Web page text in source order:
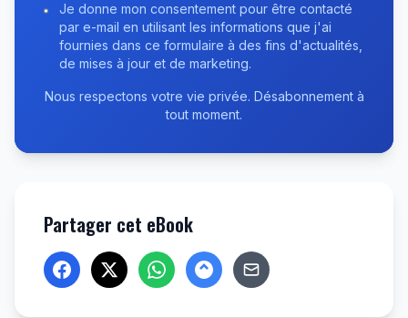
Je donne mon consentement pour être contacté
par e-mail en utilisant les informations que j'ai
fournies dans ce formulaire à des fins d'actualités,
de mises à jour et de marketing.
Nous respectons votre vie privée. Désabonnement à
tout moment.
Partager cet eBook